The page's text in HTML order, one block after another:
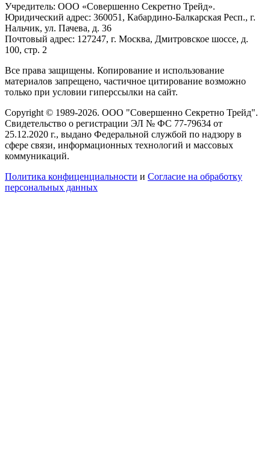
Учредитель: ООО «Совершенно Секретно Трейд».
Юридический адрес: 360051, Кабардино-Балкарская Респ., г.
Нальчик, ул. Пачева, д. 36
Почтовый адрес: 127247, г. Москва, Дмитровское шоссе, д.
100, стр. 2
Все права защищены. Копирование и использование
материалов запрещено, частичное цитирование возможно
только при условии гиперссылки на сайт.
Copyright © 1989-2026. ООО "Совершенно Секретно Трейд".
Свидетельство о регистрации ЭЛ № ФС 77-79634 от
25.12.2020 г., выдано Федеральной службой по надзору в
сфере связи, информационных технологий и массовых
коммуникаций.
Политика конфиценциальности и Согласие на обработку
персональных данных